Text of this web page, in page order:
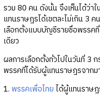
รวม 80 คน ดังนั้น จึงเห็นได้ว่า
แทนราษฎรได้เขตละไม่เกิน 3
เลือกตั้งแบบบัญชีรายชื่อพรรคที่
เดียว
ผลการเลือกตั้งทั่วไปในวันที่ 3
พรรคที่ได้รับผู้แทนราษฎรจากม
1. พรรคเพื่อไทย ได้ผู้แทนราษ